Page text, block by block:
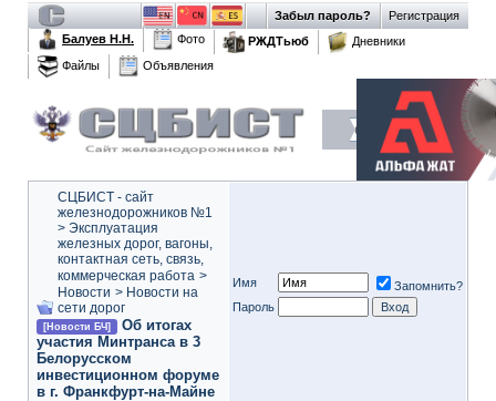
Регистрация
Забыл пароль?
Балуев Н.Н.
Фото РЖДТьюб
Дневники
Файлы
Объявления
СЦБИСТ - сайт
железнодорожников №1
> Эксплуатация
железных дорог, вагоны,
контактная сеть, связь,
коммерческая работа >
Новости > Новости на
сети дорог
[Новости БЧ]
Об итогах
участия Минтранса в 3
Белорусском
инвестиционном форуме
в г. Франкфурт-на-Майне
Имя
Запомнить?
Пароль